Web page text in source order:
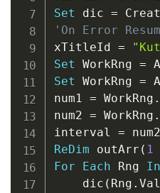
Set dic =
'On Error
xTitleId =
Set WorkRng =
Set WorkRng =
num1 = WorkRng .
num2 = WorkRng .
interval =
ReDim outArr ( 1
For
Each Rng In
    dic
( Rng .